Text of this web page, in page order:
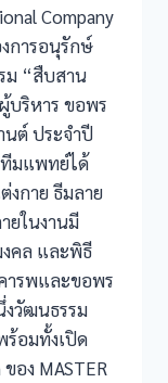
Company
การอนุรักษ์
ม “สืบสาน
บริหาร ขอพร
นต์ ประจำปี
ทีมแพทย์ได้
กาย ธีมลาย
ยในงานมี
งคล และพิธี
ารพและขอพร
วัฒนธรรม
อมทั้งเปิด
อง MASTER